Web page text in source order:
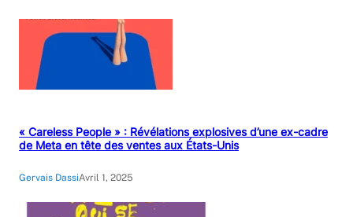
« Careless People » : Révélations explosives d’une ex-cadre
de Meta en tête des ventes aux États-Unis
Gervais DassiAvril 1, 2025